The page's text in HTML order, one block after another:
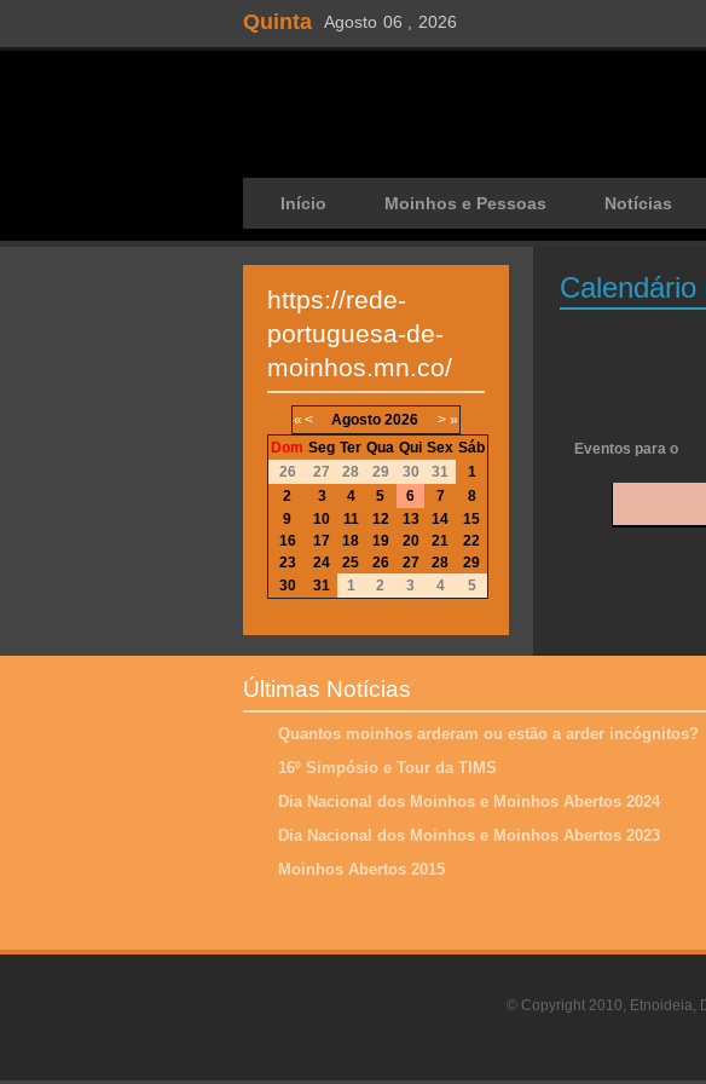
Quinta Agosto 06 , 2026
Início Moinhos e Pessoas Notícias
Eventos para o
https://rede-
portuguesa-de-
moinhos.mn.co/
« < Agosto 2026 > »
Dom Seg Ter Qua Qui Sex Sáb
26
27 28 29 30 31
1
2
3 4 5 6 7
8
9
10 11 12 13 14
15
16
17 18 19 20 21
22
23
24 25 26 27 28
29
30
31 1 2 3 4 5
Últimas Notícias
Quantos moinhos arderam ou estão a arder incógnitos?
16º Simpósio e Tour da TIMS
Dia Nacional dos Moinhos e Moinhos Abertos 2024
Dia Nacional dos Moinhos e Moinhos Abertos 2023
Moinhos Abertos 2015
© Copyright 2010, Etnoideia,